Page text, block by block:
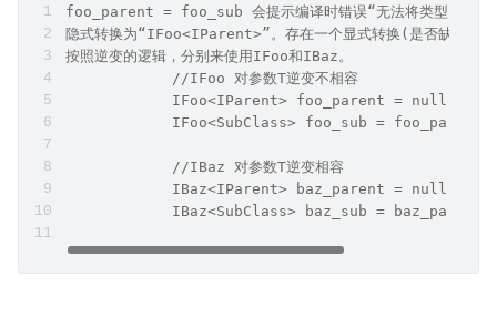
foo_parent = foo_sub 会提示编译时错误“无法将类型
隐式转换为“IFoo<IParent>”。存在一个显式转换(是否缺少强
按照逆变的逻辑，分别来使用IFoo和IBaz。
            //IFoo 对参数T逆变不相容
            IFoo<IParent> foo_parent = null;
IFoo<SubClass> foo_sub =
            //IBaz 对参数T逆变相容
            IBaz<IParent> baz_parent = null;
            IBaz<SubClass> baz_sub = baz_parent;